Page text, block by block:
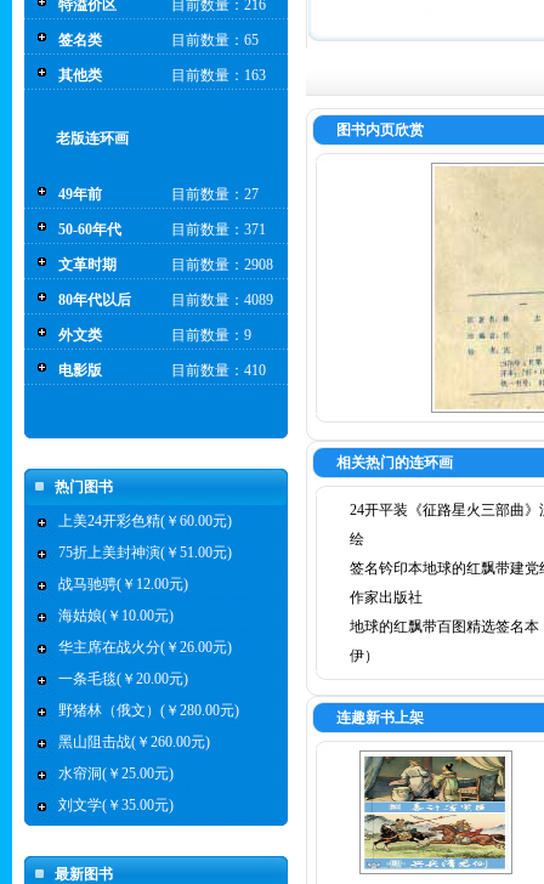
特溢价区 目前数量：216
签名类 目前数量：65
其他类 目前数量：163
老版连环画
49年前 目前数量：27
50-60年代 目前数量：371
文革时期 目前数量：2908
80年代以后 目前数量：4089
外文类 目前数量：9
电影版 目前数量：410
热门图书
上美24开彩色精(￥60.00元)
75折上美封神演(￥51.00元)
战马驰骋(￥12.00元)
海姑娘(￥10.00元)
华主席在战火分(￥26.00元)
一条毛毯(￥20.00元)
野猪林（俄文）(￥280.00元)
黑山阻击战(￥260.00元)
水帘洞(￥25.00元)
刘文学(￥35.00元)
最新图书
图书内页欣赏
相关热门的连环画
24开平装《征路星火三部曲》
绘
签名钤印本地球的红飘带建党
作家出版社
地球的红飘带百图精选签名本
伊）
连趣新书上架